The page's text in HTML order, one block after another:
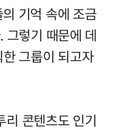
기억 속에 조금
그렇기 때문에 데
그룹이 되고자
콘텐츠도 인기